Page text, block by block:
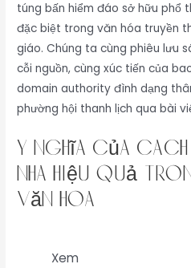
túng bấn hiểm đáo sở hữu phổ
đặc biệt trong văn hóa truyền
giáo. Chúng ta cùng phiêu lưu
cỗi nguồn, cùng xúc tiến của
domain authority đình dạng
phường hội thanh lịch qua bài
Ý Nghĩa Của
nhà hiệu quả
Văn Hóa
Xem